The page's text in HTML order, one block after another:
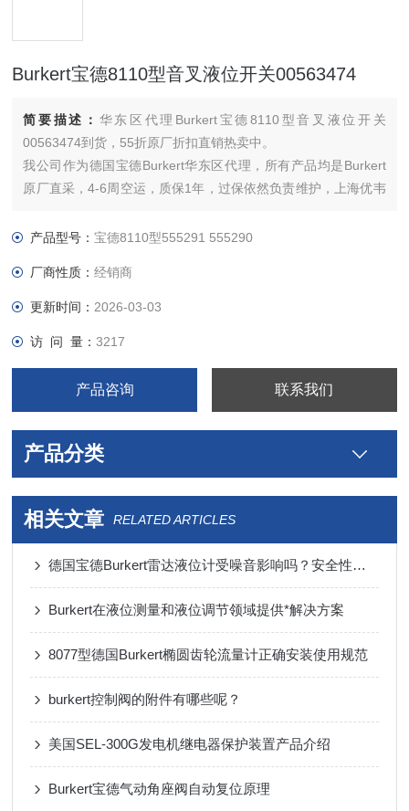
Burkert宝德8110型音叉液位开关00563474
简要描述： 华东区代理Burkert宝德8110型音叉液位开关
00563474到货，55折原厂折扣直销热卖中。
我公司作为德国宝德Burkert华东区代理，所有产品均是Burkert
原厂直采，4-6周空运，质保1年，过保依然负责维护，上海优韦
00555290.00555291.00555292和00563474，Burkert音叉开关
产品型号：宝德8110型555291 555290
厂商性质：经销商
更新时间： 2026-03-03
访 问 量：3217
产品咨询 联系我们
产品分类
相关文章 RELATED ARTICLES
德国宝德Burkert雷达液位计受噪音影响吗？安全性高吗？
Burkert在液位测量和液位调节领域提供*解决方案
8077型德国Burkert椭圆齿轮流量计正确安装使用规范
burkert控制阀的附件有哪些呢？
美国SEL-300G发电机继电器保护装置产品介绍
Burkert宝德气动角座阀自动复位原理